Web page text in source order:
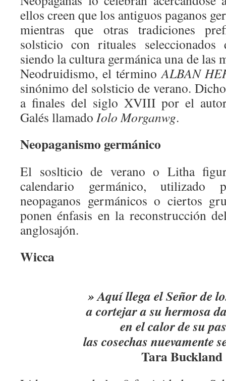
ellos creen que los antiguos paganos
mientras que otras tradiciones
solsticio con rituales seleccionados
siendo la cultura germánica una de las
Neodruidismo, el términoALBAN
sinónimo del solsticio de verano.
a finales del siglo XVIII por el
Galés llamado Iolo Morganwg.
Neopaganismo germánico
El soslticio de verano o Litha
calendario germánico, utilizado
neopaganos germánicos o ciertos
ponen énfasis en la reconstrucción
anglosajón.
Wicca
» Aquí llega el Señor de
a cortejar a su hermosa
en el calor de su
las cosechas nuevamente
Tara Buckland